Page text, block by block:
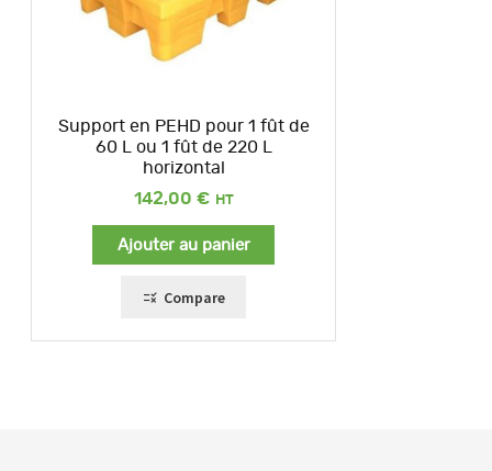
Support en PEHD pour 1 fût de
60 L ou 1 fût de 220 L
horizontal
142,00 €
Ajouter au panier
Compare